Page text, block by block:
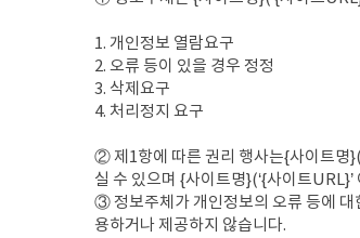
1. 개인정보 열람요구
2. 오류 등이 있을 경우 정정
3. 삭제요구
4. 처리정지 요구
② 제1항에 따른 권리 행사는{사이트명
실 수 있으며 {사이트명}(‘{사이트
③ 정보주체가 개인정보의 오류 등에 대
용하거나 제공하지 않습니다.